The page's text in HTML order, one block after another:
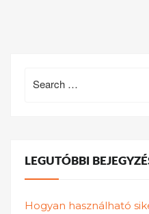
for:
LEGUTÓBBI
Hogyan használható